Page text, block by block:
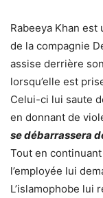
Rabeeya Khan
de la compagnie
assise derrière
lorsqu’elle est
Celui-ci lui saute
en donnant de
se débarrassera
Tout en
l’employée lui
L’islamophobe lui